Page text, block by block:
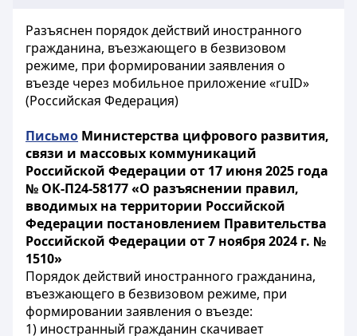
Разъяснен порядок действий иностранного
гражданина, въезжающего в безвизовом
режиме, при формировании заявления о
въезде через мобильное приложение «ruID»
(Российская Федерация)
Письмо Министерства цифрового развития,
связи и массовых коммуникаций
Российской Федерации от 17 июня 2025 года
№ ОК-П24-58177 «О разъяснении правил,
вводимых на территории Российской
Федерации постановлением Правительства
Российской Федерации от 7 ноября 2024 г. №
1510»
Порядок действий иностранного гражданина,
въезжающего в безвизовом режиме, при
формировании заявления о въезде:
1) иностранный гражданин скачивает